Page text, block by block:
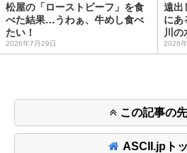
松屋の「ローストビーフ」を食
べた結果…うわぁ、牛めし食べ
たい！
2026年7月29日
遠出
にあ
川の
2026
この記事の
ASCII.jpト